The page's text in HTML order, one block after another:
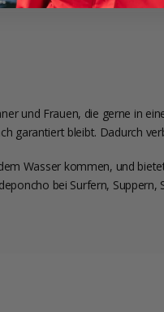
und Frauen, die gerne in
garantiert bleibt. Dadurch
Wasser kommen, und
bei Surfern,